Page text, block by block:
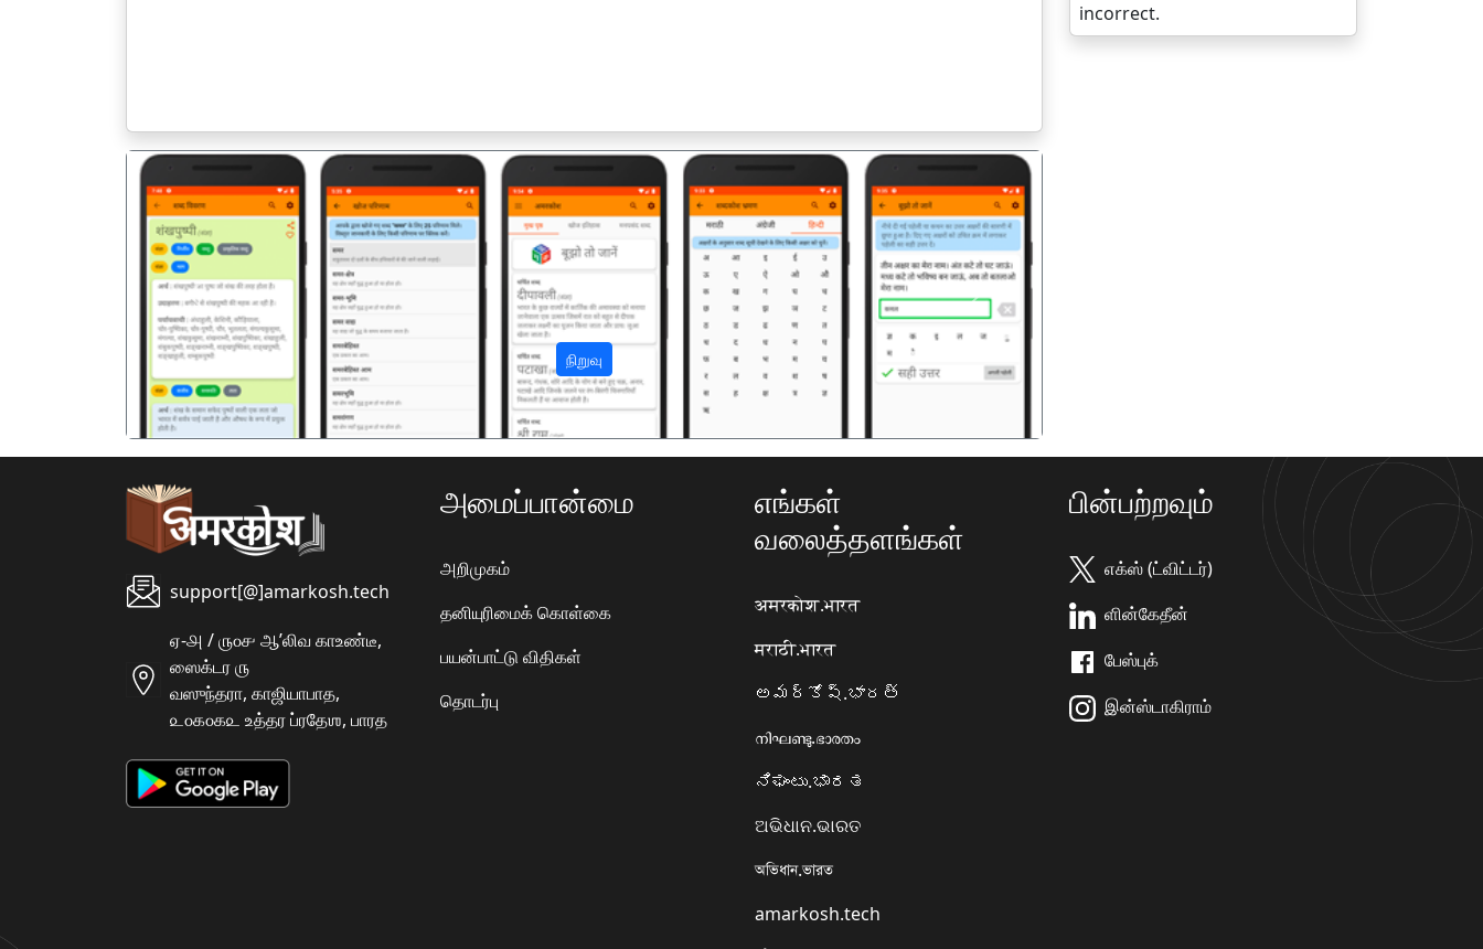
நிறுவு
पिछला अगला
incorrect.
support[@]amarkosh.tech
ஏ-௮ / ௫௦௪ ஆʼலிவ காஉண்டீ,
ஸைக்டர ௫
வஸுந்தரா, காஜியாபாத,
௨௦௧௦௧௨ உத்தர ப்ரதேஶ, பாரத
அமைப்பான்மை
அறிமுகம்
தனியுரிமைக் கொள்கை
பயன்பாட்டு விதிகள்
தொடர்பு
எங்கள்
வலைத்தளங்கள்
अमरकोश.भारत
मराठी.भारत
అమర్కోష్.భారత్
നിഘണ്ടു.ഭാരതം
ನಿಘಂಟು.ಭಾರತ
ଅଭିଧାନ.ଭାରତ
অভিধান.ভারত
amarkosh.tech
பின்பற்றவும்
எக்ஸ் (ட்விட்டர்)
ளின்கேதீன்
பேஸ்புக்
இன்ஸ்டாகிராம்